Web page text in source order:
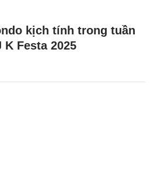
kịch tính trong tuần
K Festa 2025